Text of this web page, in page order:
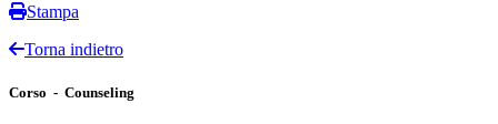
Stampa
Torna indietro
Corso - Counseling